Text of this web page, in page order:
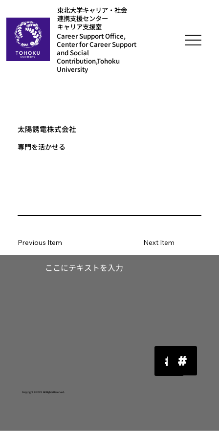
東北大学キャリア・社会
連携支援センター
キャリア支援室
Career Support Office,
Center for Career Support
and Social
Contribution,Tohoku
University
太陽誘電株式会社
専門を活かせる
Next Item
Previous Item
​ここにテキストを入力
Copyright © 2025 All Rights Reserved.